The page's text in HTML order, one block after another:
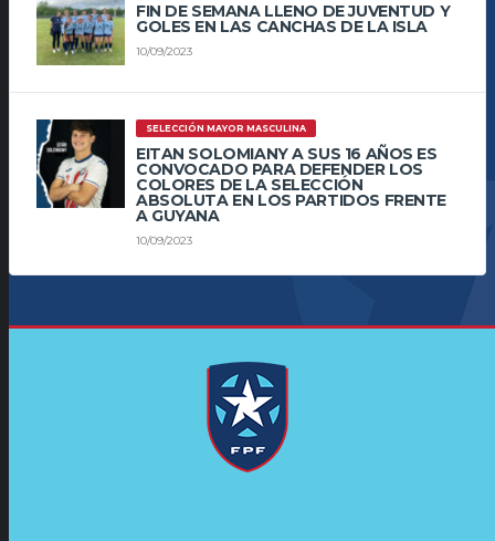
FIN DE SEMANA LLENO DE JUVENTUD Y
GOLES EN LAS CANCHAS DE LA ISLA
10/09/2023
SELECCIÓN MAYOR MASCULINA
EITAN SOLOMIANY A SUS 16 AÑOS ES
CONVOCADO PARA DEFENDER LOS
COLORES DE LA SELECCIÓN
ABSOLUTA EN LOS PARTIDOS FRENTE
A GUYANA
10/09/2023